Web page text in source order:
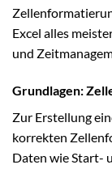
Excel alles
und
Grundlagen:
Zur Erstellung
korrekten
Daten wie Start-